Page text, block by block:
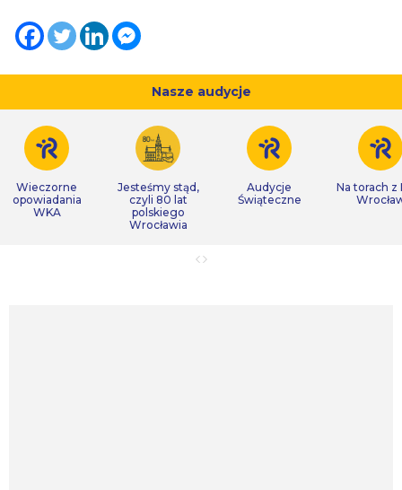
Nasze audycje
Wieczorne
opowiadania
WKA
Jesteśmy stąd,
czyli 80 lat
polskiego
Wrocławia
Audycje
Świąteczne
Na torach z